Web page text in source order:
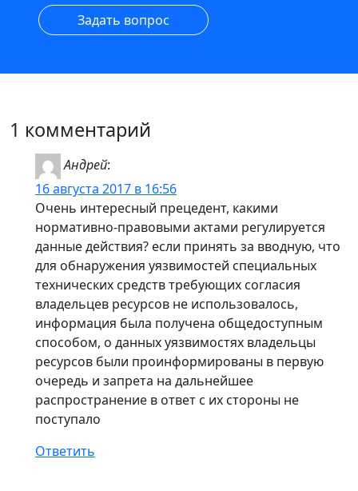
Задать вопрос
1 комментарий
Андрей:
16 августа 2017 в 16:56
Очень интересный прецедент, какими
нормативно-правовыми актами регулируется
данные действия? если принять за вводную, что
для обнаружения уязвимостей специальных
технических средств требующих согласия
владельцев ресурсов не использовалось,
информация была получена общедоступным
способом, о данных уязвимостях владельцы
ресурсов были проинформированы в первую
очередь и запрета на дальнейшее
распространение в ответ с их стороны не
поступало
Ответить